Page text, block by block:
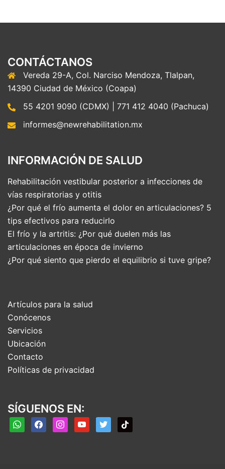
CONTÁCTANOS
Vereda 29-A, Col. Narciso Mendoza, Tlalpan,
14390 Ciudad de México (Coapa)
55 4201 9090 (CDMX) | 771 412 4040 (Pachuca)
informes@newrehabilitation.mx
INFORMACIÓN DE SALUD
Rehabilitación vestibular posterior a infecciones de
vías respiratorias y otitis
¿Por qué el frío aumenta el dolor en articulaciones? 5
tips efectivos para reducirlo
El frío y la artritis: ¿Por qué duelen más las
articulaciones en época de invierno
¿Por qué siento que pierdo el equilibrio si tuve gripe?
Artículos para la salud
Conócenos
Servicios
Ubicación
Contacto
Políticas de privacidad
SÍGUENOS EN:
whatsappfacebookinstagramyoutubetwitter tiktok